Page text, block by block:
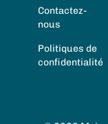
Contactez-
nous
Politiques de
confidentialité